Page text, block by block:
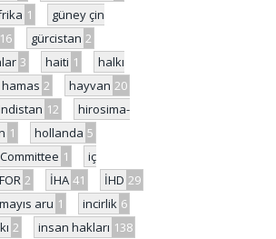
1
güney çin
16 gürcistan 2
3 haiti 1
halkı
hamas 2 hayvan 20
12
hirosima-
1 hollanda 5
1
iç
2 İHA 41 İHD 29
aru 1 incirlik 6
2 insan hakları 138